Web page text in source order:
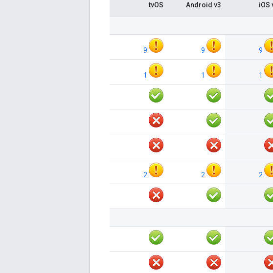
iOS
Android v3
tvOS
9
9
9
1
1
1
2
2
2